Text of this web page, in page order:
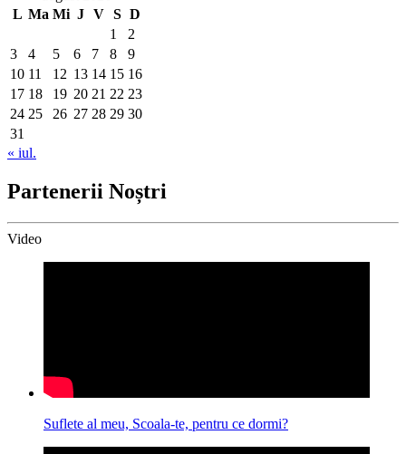
L Ma Mi J V S D
1
2
3
4 5 6 7 8
9
10 11 12 13 14 15 16
17 18 19 20 21 22 23
24 25 26 27 28 29 30
31
« iul.
Partenerii Noștri
Video
Suflete al meu, Scoala-te, pentru ce dormi?